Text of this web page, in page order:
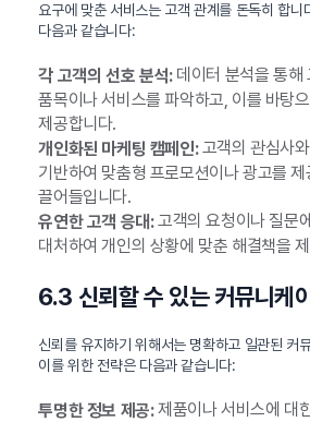
요구에 맞춘 서비스는 고객 관계를 돈독히 합니
다음과 같습니다:
각 고객의 선호 분석:데이터 분석을 통해
품목이나 서비스를 파악하고, 이를 바탕
제공합니다.
개인화된 마케팅 캠페인:고객의 관심사
기반하여 맞춤형 프로모션이나 광고를
끌어들입니다.
유연한 고객 응대:고객의 요청이나 질문
대처하여 개인의 상황에 맞춘 해결책을
6.3 신뢰할 수 있는 커뮤니케
신뢰를 유지하기 위해서는 명확하고 일관된 커
이를 위한 전략은 다음과 같습니다:
투명한 정보 제공:제품이나 서비스에 대